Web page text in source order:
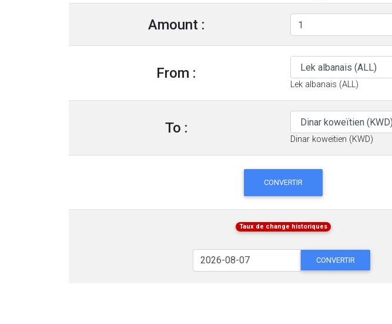
Amount :
From :
Lek albanais (ALL)
To :
Dinar koweïtien (KWD)
CONVERTIR
Taux de change historiques
CONVERTIR